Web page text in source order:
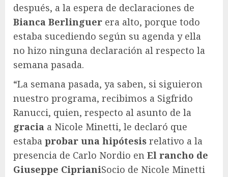
después, a la espera de declaraciones de
Bianca Berlinguer era alto, porque todo
estaba sucediendo según su agenda y ella
no hizo ninguna declaración al respecto la
semana pasada.
“La semana pasada, ya saben, si siguieron
nuestro programa, recibimos a Sigfrido
Ranucci, quien, respecto al asunto de la
gracia a Nicole Minetti, le declaró que
estaba probar una hipótesis relativo a la
presencia de Carlo Nordio en El rancho de
Giuseppe CiprianiSocio de Nicole Minetti